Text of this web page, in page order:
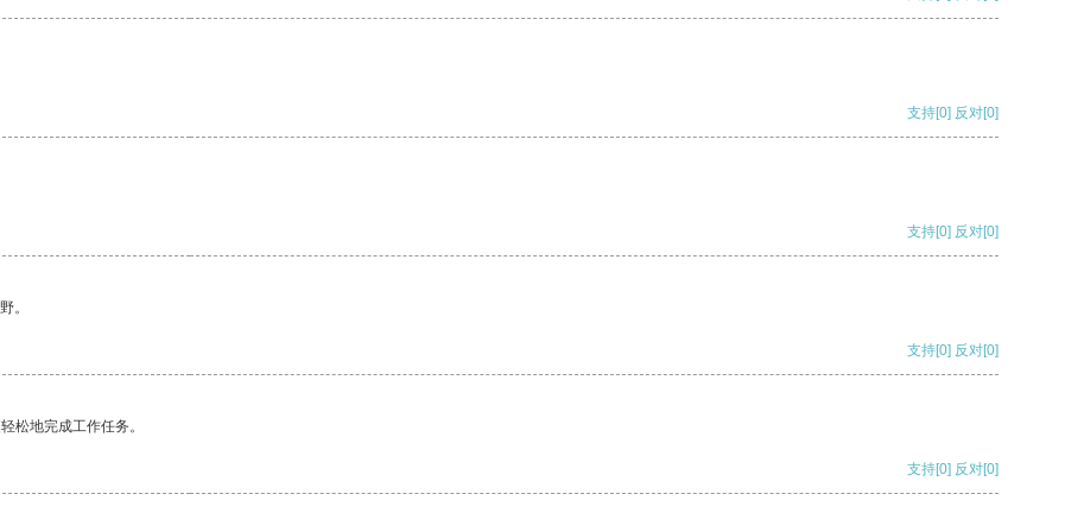
支持[0] 反对[0]
支持[0] 反对[0]
。
支持[0] 反对[0]
松地完成工作任务。
支持[0] 反对[0]